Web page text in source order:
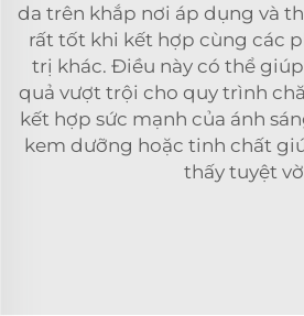
da trên khắp nơi áp dụng và
rất tốt khi kết hợp cùng các
trị khác. Điều này có thể
quả vượt trội cho quy trình
kết hợp sức mạnh của ánh
kem dưỡng hoặc tinh chất
thấy tuyệt